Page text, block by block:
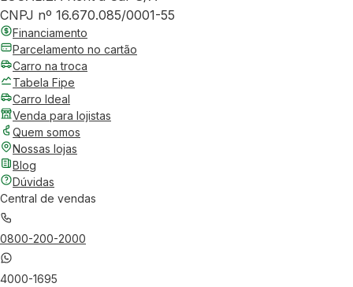
CNPJ nº 16.670.085/0001-55
Financiamento
Parcelamento no cartão
Carro na troca
Tabela Fipe
Carro Ideal
Venda para lojistas
Quem somos
Nossas lojas
Blog
Dúvidas
Central de vendas
0800-200-2000
4000-1695